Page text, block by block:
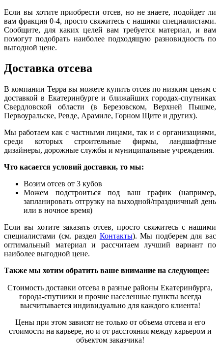
Если вы хотите приобрести отсев, но не знаете, подойдет ли
вам фракция 0-4, просто свяжитесь с нашими специалистами.
Сообщите, для каких целей вам требуется материал, и вам
помогут подобрать наиболее подходящую разновидность по
выгодной цене.
Доставка отсева
В компании Терра вы можете купить отсев по низким ценам с
доставкой в Екатеринбурге и ближайших городах-спутниках
Свердловской области (в Березовском, Верхней Пышме,
Первоуральске, Ревде, Арамиле, Горном Щите и других).
Мы работаем как с частными лицами, так и с организациями,
среди которых строительные фирмы, ландшафтные
дизайнеры, дорожные службы и муниципальные учреждения.
Что касается условий доставки, то мы:
Возим отсев от 3 кубов
Можем подстроиться под ваш график (например,
запланировать отгрузку на выходной/праздничный день
или в ночное время)
Если вы хотите заказать отсев, просто свяжитесь с нашими
специалистами (см. раздел Контакты). Мы подберем для вас
оптимальный материал и рассчитаем лучший вариант по
наиболее выгодной цене.
Также мы хотим обратить ваше внимание на следующее:
Стоимость доставки отсева в разные районы Екатеринбурга,
города-спутники и прочие населенные пункты всегда
высчитывается индивидуально для каждого клиента!
Цены при этом зависят не только от объема отсева и его
стоимости на карьере, но и от расстояния между карьером и
объектом заказчика!